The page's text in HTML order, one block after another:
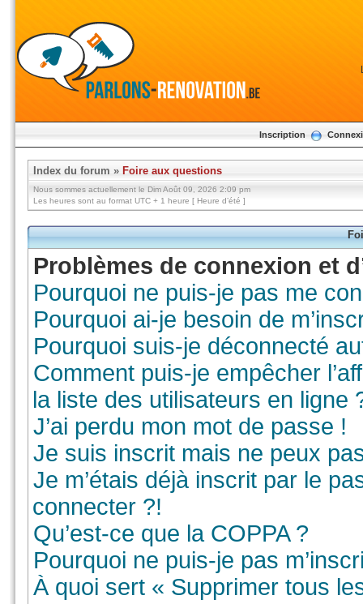
Inscription
Index du forum » Foire aux questions
Nous sommes actuellement le Dim Août 09, 2026 2:09 pm
Les heures sont au format UTC + 1 heure [ Heure d’été ]
Problèmes de connexion et
Pourquoi ne puis-je pas me
Pourquoi ai-je besoin de
Pourquoi suis-je déconnecté
Comment puis-je empêcher
la liste des utilisateurs en ligne
J’ai perdu mon mot de passe !
Je suis inscrit mais ne peux
Je m’étais déjà inscrit par le
connecter ?!
Qu’est-ce que la COPPA ?
Pourquoi ne puis-je pas
À quoi sert « Supprimer tous